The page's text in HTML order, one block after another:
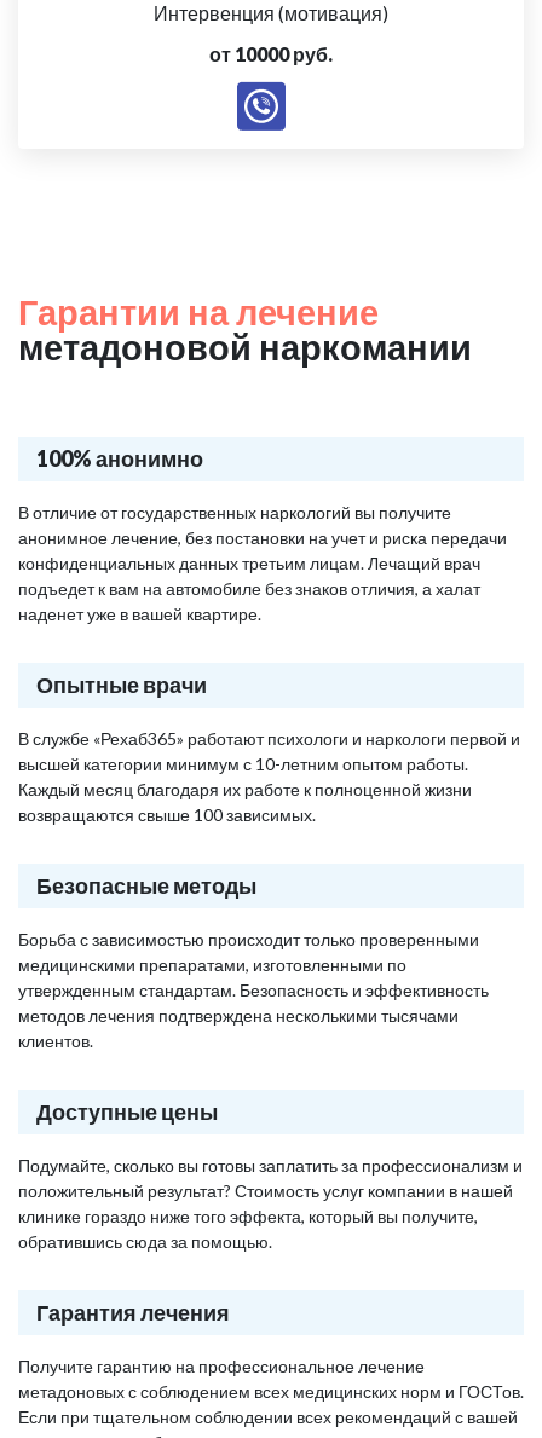
Интервенция (мотивация)
от 10000 руб.
Гарантии на лечение
метадоновой наркомании
100% анонимно
В отличие от государственных наркологий вы получите
анонимное лечение, без постановки на учет и риска передачи
конфиденциальных данных третьим лицам. Лечащий врач
подъедет к вам на автомобиле без знаков отличия, а халат
наденет уже в вашей квартире.
Опытные врачи
В службе «Рехаб365» работают психологи и наркологи первой и
высшей категории минимум с 10-летним опытом работы.
Каждый месяц благодаря их работе к полноценной жизни
возвращаются свыше 100 зависимых.
Безопасные методы
Борьба с зависимостью происходит только проверенными
медицинскими препаратами, изготовленными по
утвержденным стандартам. Безопасность и эффективность
методов лечения подтверждена несколькими тысячами
клиентов.
Доступные цены
Подумайте, сколько вы готовы заплатить за профессионализм и
положительный результат? Стоимость услуг компании в нашей
клинике гораздо ниже того эффекта, который вы получите,
обратившись сюда за помощью.
Гарантия лечения
Получите гарантию на профессиональное лечение
метадоновых с соблюдением всех медицинских норм и ГОСТов.
Если при тщательном соблюдении всех рекомендаций с вашей